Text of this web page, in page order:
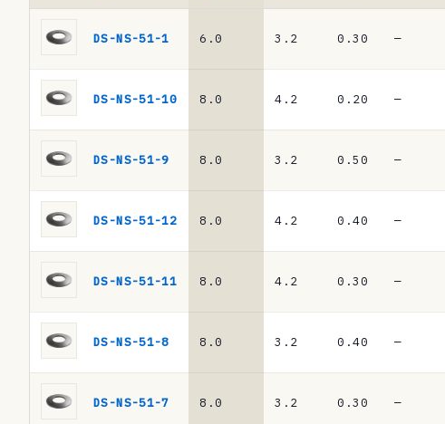
a
e
e
a
muelles
de
DIN
DIN
EN
DS-NS-51-1 6.0 3.2 0.30 —
DS-NS-51-10 8.0 4.2 0.20 —
DS-NS-51-9 8.0 3.2 0.50 —
DS-NS-51-12 8.0 4.2 0.40 —
DS-NS-51-11 8.0 4.2 0.30 —
DS-NS-51-8 8.0 3.2 0.40 —
DS-NS-51-7 8.0 3.2 0.30 —